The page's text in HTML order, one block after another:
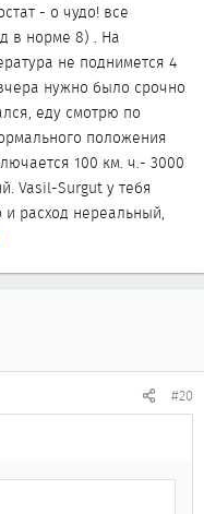
- о чудо! все
в норме 8) . На
не поднимется 4
нужно было срочно
еду смотрю по
положения
100 км. ч.- 3000
Vasil-Surgut у тебя
расход нереальный,
#20